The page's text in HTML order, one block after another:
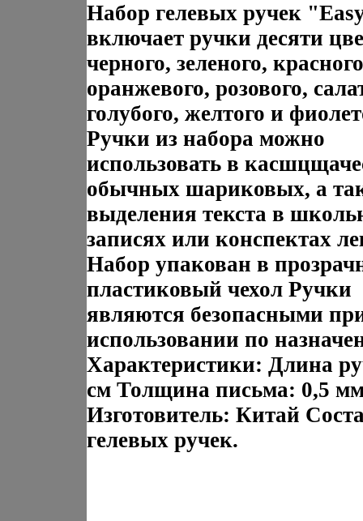
Набор гелевых ручек
включает ручки десяти
черного, зеленого,
оранжевого, розового,
голубого, желтого и
Ручки из набора можно
использовать в
обычных шариковых, а
выделения текста в
записях или конспектах
Набор упакован в
пластиковый чехол Ручки
являются безопасными
использовании по
Характеристики: Длина
см Толщина письма: 0,5
Изготовитель: Китай
гелевых ручек.